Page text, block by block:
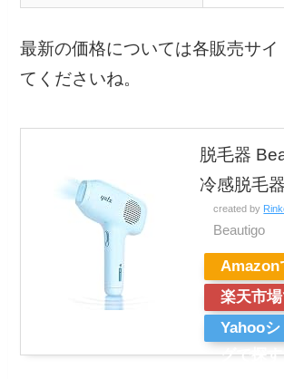
最新の価格については各販売サイ
てくださいね。
脱毛器
冷感脱毛器
created by
Beautigo
Amazon
楽天市
Yahoo
グで探す